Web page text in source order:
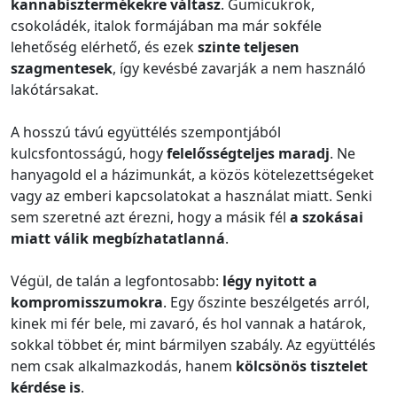
kannabisztermékekre váltasz. Gumicukrok,
csokoládék, italok formájában ma már sokféle
lehetőség elérhető, és ezekszinte teljesen
szagmentesek, így kevésbé zavarják a nem használó
lakótársakat.
A hosszú távú együttélés szempontjából
kulcsfontosságú, hogyfelelősségteljes maradj. Ne
hanyagold el a házimunkát, a közös kötelezettségeket
vagy az emberi kapcsolatokat a használat miatt. Senki
sem szeretné azt érezni, hogy a másik fél a szokásai
miatt válik megbízhatatlanná.
Végül, de talán a legfontosabb: légy nyitott a
kompromisszumokra. Egy őszinte beszélgetés arról,
kinek mi fér bele, mi zavaró, és hol vannak a határok,
sokkal többet ér, mint bármilyen szabály. Az együttélés
nem csak alkalmazkodás, hanem kölcsönös tisztelet
kérdése is.